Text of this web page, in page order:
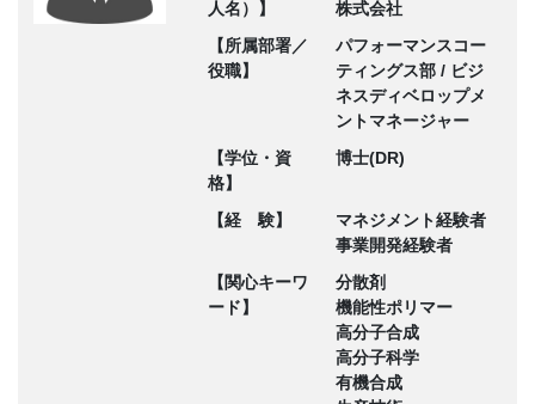
人名）】
株式会社
【所属部署／
役職】
パフォーマンスコー
ティングス部 / ビジ
ネスディベロップメ
ントマネージャー
【学位・資
格】
博士(DR)
【経 験】
マネジメント経験者
事業開発経験者
【関心キーワ
ード】
分散剤
機能性ポリマー
高分子合成
高分子科学
有機合成